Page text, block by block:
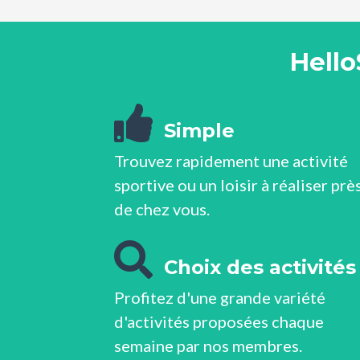
Simple
Trouvez rapidement une activité
sportive ou un loisir à réaliser
de chez vous.
Choix des activités
Profitez d'une grande variété
d'activités proposées chaque
semaine par nos membres.